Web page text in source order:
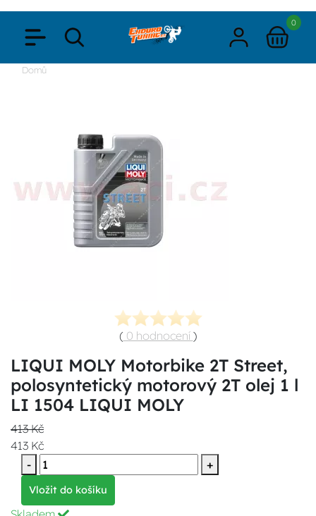
0
Domů
( 0 hodnocení )
LIQUI MOLY Motorbike 2T Street,
polosyntetický motorový 2T olej 1 l
LI 1504 LIQUI MOLY
413 Kč
413 Kč
-
+
Vložit do košíku